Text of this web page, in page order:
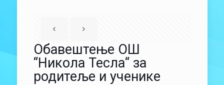
Обавештење ОШ
“Никола Тесла“ за
родитеље и ученике